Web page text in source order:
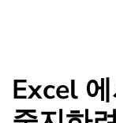
Excel